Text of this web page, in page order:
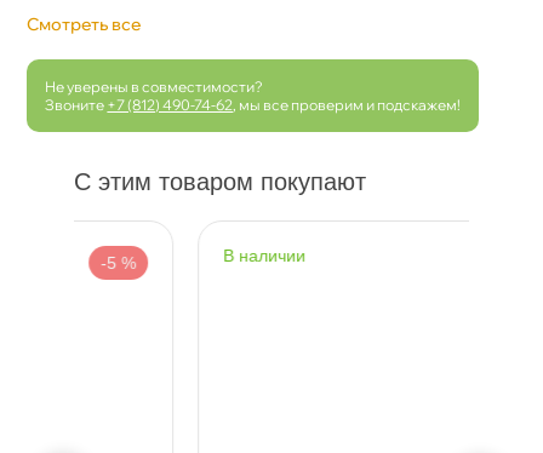
Смотреть все
Не уверены в совместимости?
Звоните +7 (812) 490-74-62 , мы все проверим и подскажем!
С этим товаром покупают
наличии